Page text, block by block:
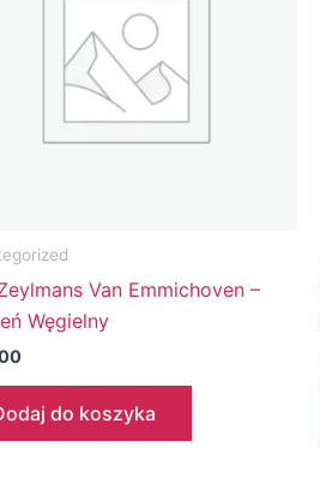
Van Emmichoven –
Węgielny
do koszyka